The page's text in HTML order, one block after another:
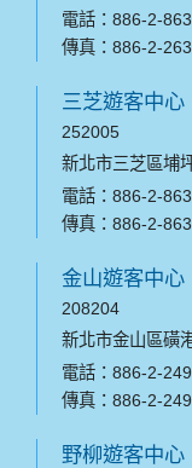
電話：886-2-
傳真：886-2-
三芝遊客中心
252005
新北市三芝區埔
電話：886-2-
傳真：886-2-
金山遊客中心
208204
新北市金山區磺
電話：886-2-
傳真：886-2-
野柳遊客中心